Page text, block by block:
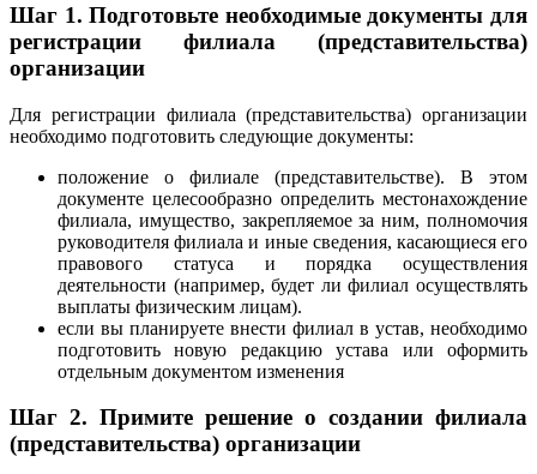
Шаг 1.Подготовьте необходимые документы для
регистрации филиала (представительства)
организации
Для регистрации филиала (представительства) организации
необходимо подготовить следующие документы:
положение о филиале (представительстве). В этом
документе целесообразно определить местонахождение
филиала, имущество, закрепляемое за ним, полномочия
руководителя филиала и иные сведения, касающиеся его
правового статуса и порядка осуществления
деятельности (например, будет ли филиал осуществлять
выплаты физическим лицам).
если вы планируете внести филиал в устав, необходимо
подготовить новую редакцию устава или оформить
отдельным документом изменения
Шаг 2. Примите решение о создании филиала
(представительства) организации